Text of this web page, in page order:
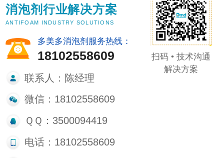
消泡剂行业解决方案
ANTIFOAM INDUSTRY SOLUTIONS
多美多消泡剂服务热线：
18102558609
联系人：陈经理
微信：18102558609
ＱＱ：3500094419
电话：18102558609
扫码 • 技术沟通
解决方案